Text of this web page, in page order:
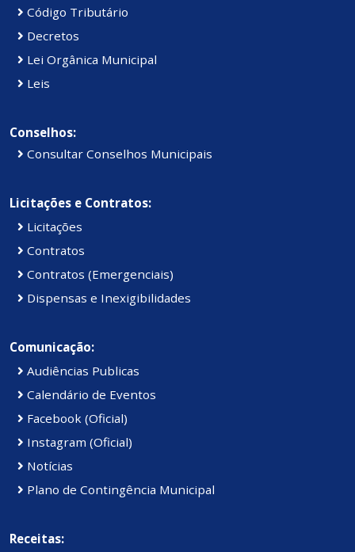
Código Tributário
Decretos
Lei Orgânica Municipal
Leis
Conselhos:
Consultar Conselhos Municipais
Licitações e Contratos:
Licitações
Contratos
Contratos (Emergenciais)
Dispensas e Inexigibilidades
Comunicação:
Audiências Publicas
Calendário de Eventos
Facebook (Oficial)
Instagram (Oficial)
Notícias
Plano de Contingência Municipal
Receitas: